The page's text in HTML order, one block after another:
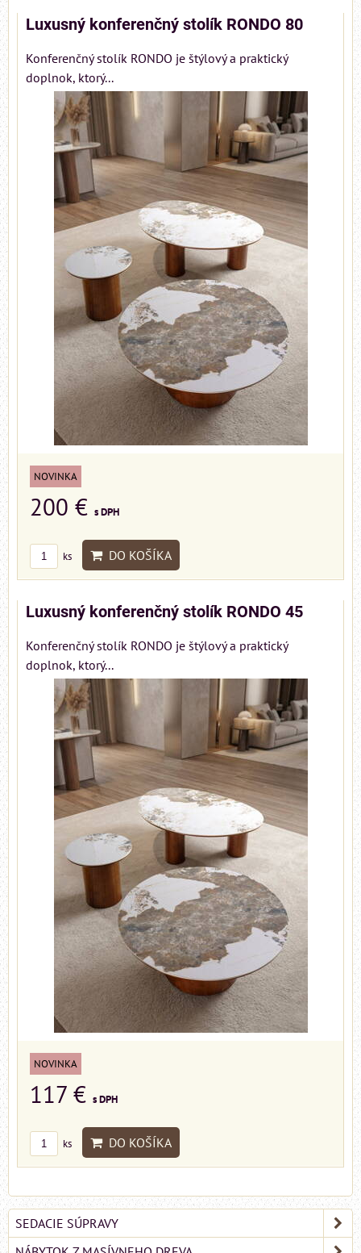
Luxusný konferenčný stolík RONDO 80
Konferenčný stolík RONDO je štýlový a praktický
doplnok, ktorý...
NOVINKA
200 € s DPH
ks DO KOŠÍKA
Luxusný konferenčný stolík RONDO 45
Konferenčný stolík RONDO je štýlový a praktický
doplnok, ktorý...
NOVINKA
117 € s DPH
ks DO KOŠÍKA
SEDACIE SÚPRAVY